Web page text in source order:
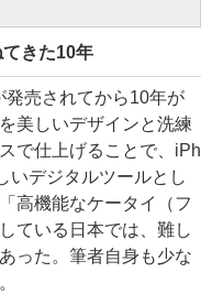
きた10年
売されてから10年が
美しいデザインと洗練
で仕上げることで、iPh
いデジタルツールとし
高機能なケータイ（フ
ている日本では、難し
った。筆者自身も少な